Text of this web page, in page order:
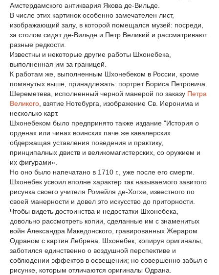
Амстердамского антиквария Якова де-Вильде.
В числе этих картинок особенно замечателен лист,
изображающий залу, в которой помещался музей: посреди,
за столом сидят де-Вильде и Петр Великий и рассматривают
разные редкости.
Известны и некоторые другие работы Шхонебека,
выполненная им за границей.
К работам же, выполненным Шхонебеком в России, кроме
помянутых выше, принадлежать: портрет Бориса Петровича
Шереметева, исполненный черной манерой по заказу Петра
Великого , взятие Нотебурга, изображение Св. Иеронима и
несколько карт.
Шхонебеком было предпринято также издание "История о
орденах или чинах воинских паче же кавалерских
обдержащая уставления поведения и практику,
принципалных двиств и великомагистерских, со оружием и
их фигурами».
Но оно было напечатано в 1710 г., уже после его смерти.
Шхонебек усвоил вполне характер так называемого завитого
рисунка своего учителя Ромейля де-Хогхе, известного по
своей манерности и довел это искусство до приторности.
Чтобы видеть достоинства и недостатки Шхонебека,
довольно рассмотреть копии, сделанные им с знаменитых
войн Александра Македонского, гравированных Жераром
Одраном с картин Лебрена. Шхонебек, копируя оригиналы,
заботился единственно о воздушной перспективе и
соблюдении эффектов в освещении; но совершенно забыл о
рисунке, которым отличаются оригиналы Одрана.